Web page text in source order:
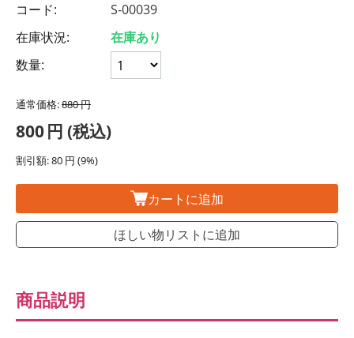
コード:
S-00039
在庫状況:
在庫あり
数量:
通常価格:880円
800円 (税込)
割引額:80 円 (9%)
カートに追加
ほしい物リストに追加
商品説明